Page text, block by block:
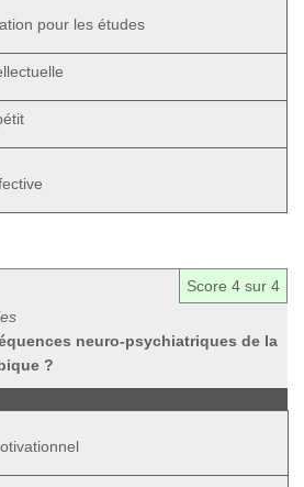
pour les études
Score 4 sur 4
neuro-psychiatriques de la
?